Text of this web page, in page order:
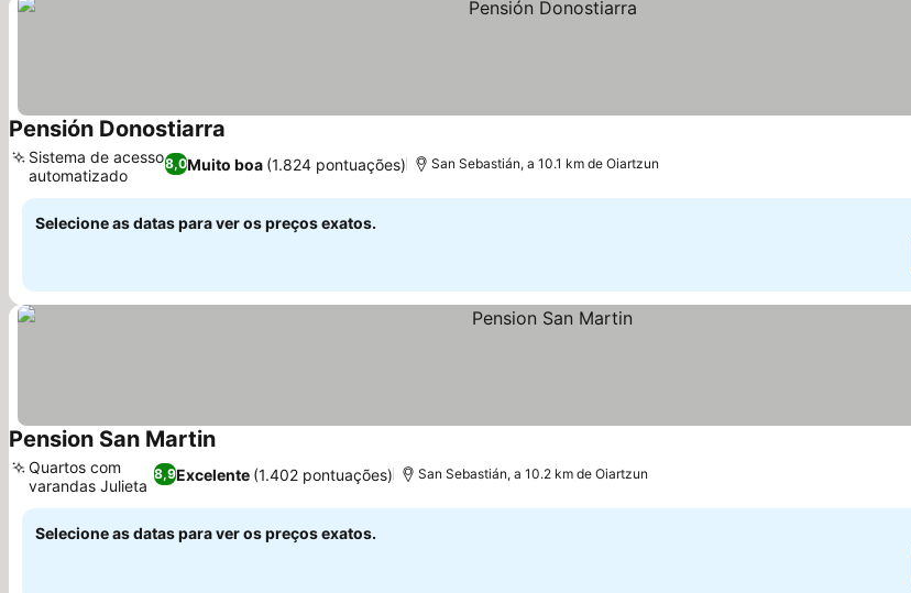
Pensión Donostiarra
8,0Muito boa (1.824 pontuações)
Sistema de acesso
automatizado
San Sebastián, a 10.1 km de Oiartzun
Selecione as datas para ver os preços exatos.
Pension San Martin
8,9Excelente (1.402 pontuações)
Quartos com
varandas Julieta
San Sebastián, a 10.2 km de Oiartzun
Selecione as datas para ver os preços exatos.